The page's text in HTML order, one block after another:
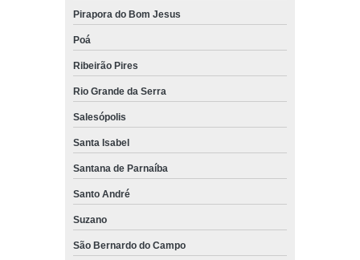
Pirapora do Bom Jesus
Poá
Ribeirão Pires
Rio Grande da Serra
Salesópolis
Santa Isabel
Santana de Parnaíba
Santo André
Suzano
São Bernardo do Campo